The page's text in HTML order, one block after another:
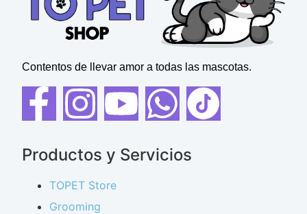
Contentos de llevar amor a todas las mascotas.
Productos y Servicios
TOPET Store
Grooming